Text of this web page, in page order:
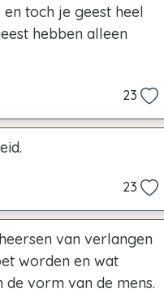
toch je geest heel
hebben alleen
23
23
van verlangen
worden en wat
vorm van de mens.